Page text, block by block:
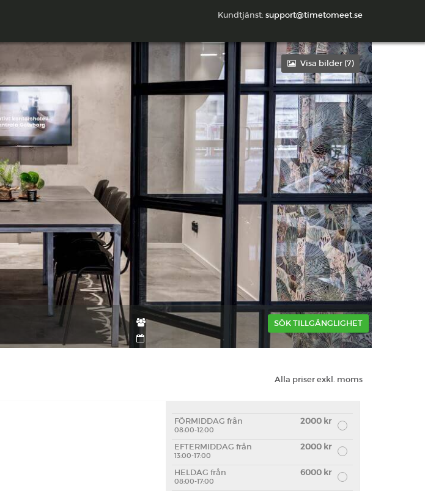
Kundtjänst: support@timetomeet.se
Visa bilder (7)
SÖK TILLGÄNGLIGHET
Alla priser exkl. moms
FÖRMIDDAG från 2000 kr
08:00-12:00
EFTERMIDDAG från 2000 kr
13:00-17:00
HELDAG från 6000 kr
08:00-17:00